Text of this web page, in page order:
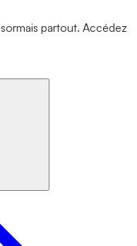
partout. Accédez